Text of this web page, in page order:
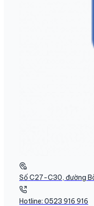
Số C27-C30, đường
Hotline: 0523 916 916